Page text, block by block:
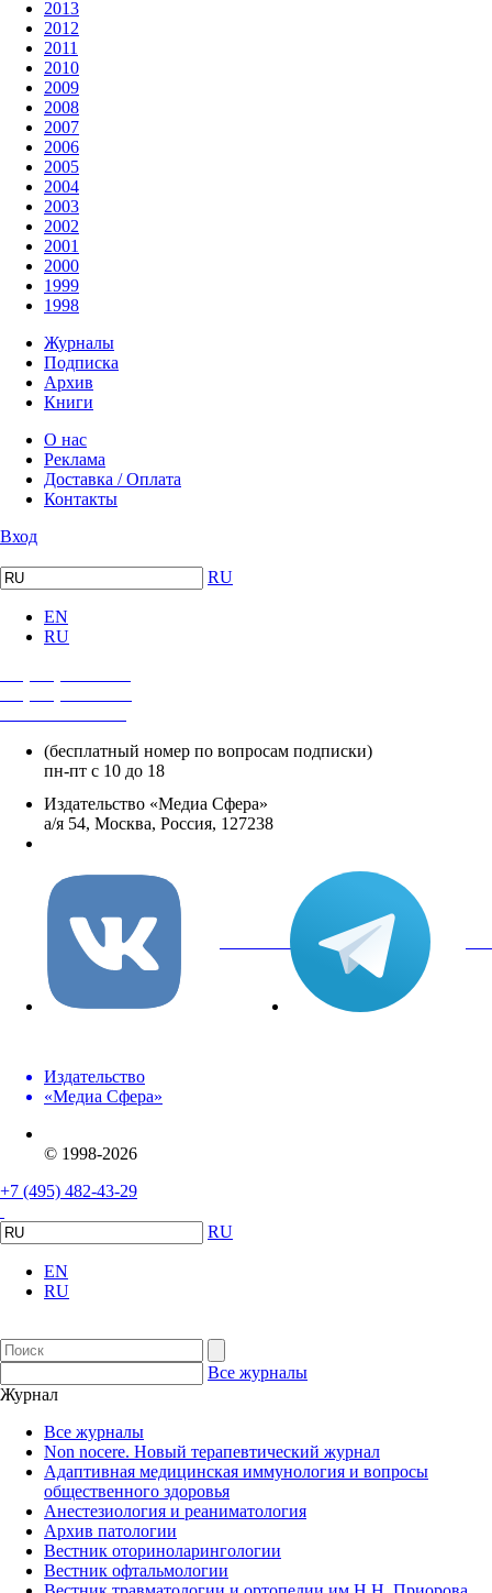
2013
2012
2011
2010
2009
2008
2007
2006
2005
2004
2003
2002
2001
2000
1999
1998
Журналы
Подписка
Архив
Книги
О нас
Реклама
Доставка / Оплата
Контакты
Вход
RU
EN
RU
(бесплатный номер по вопросам подписки)
пн-пт с 10 до 18
Издательство «Медиа Сфера»
а/я 54, Москва, Россия, 127238
вКонтакте
Издательство
«Медиа Сфера»
© 1998-2026
+7 (495) 482-43-29
RU
EN
RU
Все журналы
Журнал
Все журналы
Non nocere. Новый терапевтический журнал
Адаптивная медицинская иммунология и вопросы
общественного здоровья
Анестезиология и реаниматология
Архив патологии
Вестник оториноларингологии
Вестник офтальмологии